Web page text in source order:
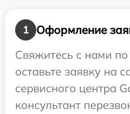
1
Оформление
Свяжитесь с нами
оставьте заявку на
сервисного центра
консультант